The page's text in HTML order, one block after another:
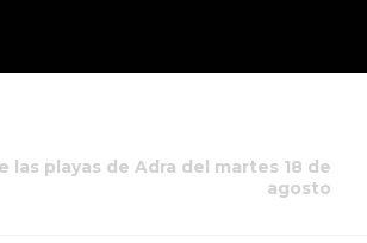
las playas de Adra del martes 18 de
agosto